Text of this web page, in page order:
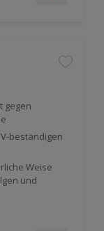
gegen
beständigen
Weise
und